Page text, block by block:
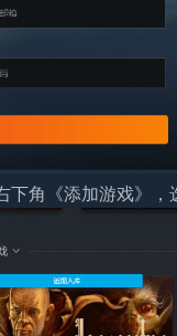
下角《添加游戏》，